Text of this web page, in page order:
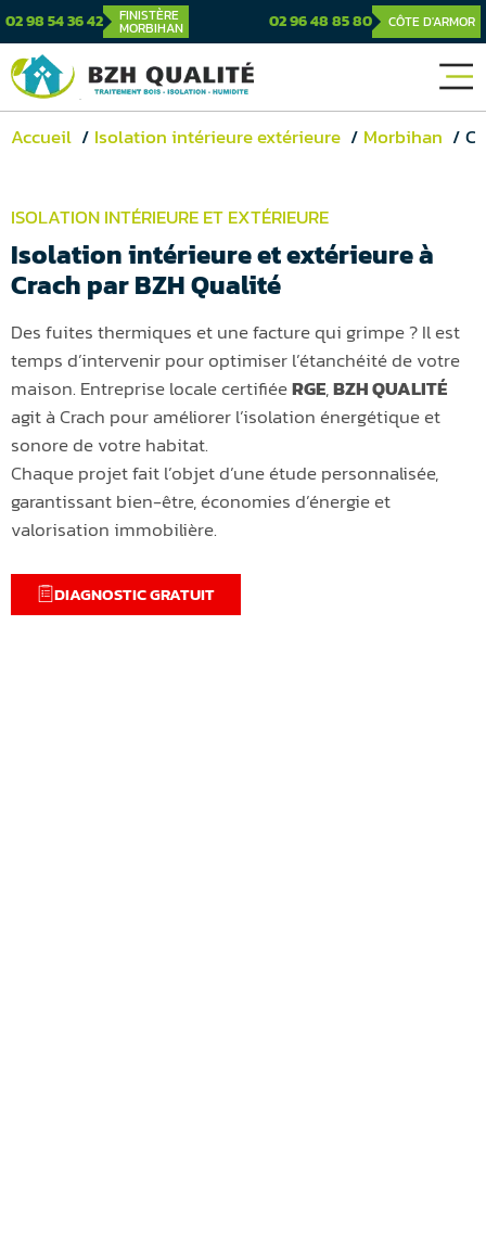
02 98 54 36 42 FINISTÈRE
MORBIHAN 02 96 48 85 80 CÔTE D'ARMOR
Accueil Isolation intérieure extérieure Morbihan
ISOLATION INTÉRIEURE ET EXTÉRIEURE
Isolation intérieure et extérieure à
Crach par BZH Qualité
Des fuites thermiques et une facture qui grimpe ? Il est
temps d’intervenir pour optimiser l’étanchéité de votre
maison. Entreprise locale certifiéeRGE,BZH QUALITÉ
agit à Crach pour améliorer l’isolation énergétique et
sonore de votre habitat.
Chaque projet fait l’objet d’une étude personnalisée,
garantissant bien-être, économies d’énergie et
valorisation immobilière.
DIAGNOSTIC GRATUIT